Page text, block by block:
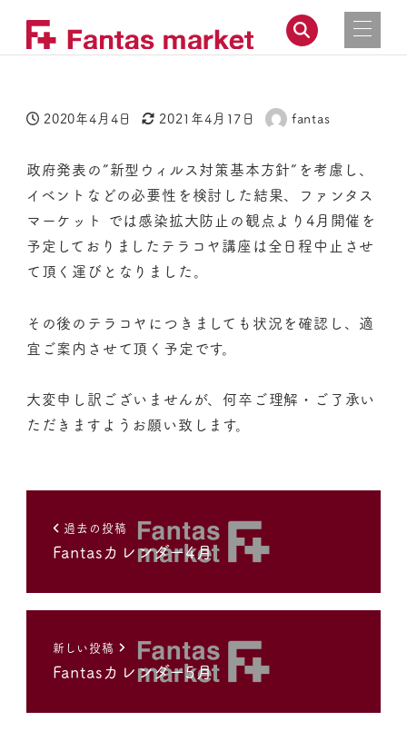
投稿日
2020年4月4日
更新日
2021年4月17日
著
fantas
政府発表の”新型ウィルス対策基本方針”を考慮し、
イベントなどの必要性を検討した結果、ファンタス
マーケット では感染拡大防止の観点より4月開催を
予定しておりましたテラコヤ講座は全日程中止させ
て頂く運びとなりました。
その後のテラコヤにつきましても状況を確認し、適
宜ご案内させて頂く予定です。
大変申し訳ございませんが、何卒ご理解・ご了承い
ただきますようお願い致します。
過去の投稿
Fantasカレンダー4月
新しい投稿
Fantasカレンダー5月